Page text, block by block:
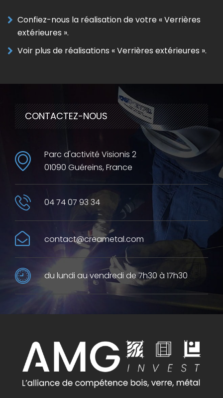
Confiez-nous la réalisation de votre « Verrières
extérieures ».
Voir plus de réalisations « Verrières extérieures ».
CONTACTEZ-NOUS
Parc d'activité Visionis 2
01090 Guéreins, France
04 74 07 93 34
contact@creametal.com
du lundi au vendredi de 7h30 à 17h30